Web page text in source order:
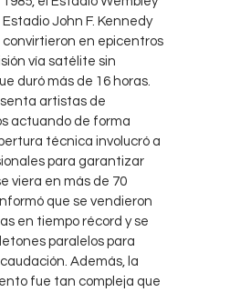
John F. Kennedy
convirtieron en epicentros
vía satélite sin
duró más de 16 horas.
artistas de
actuando de forma
técnica involucró a
para garantizar
viera en más de 70
que se vendieron
en tiempo récord y se
paralelos para
Además, la
fue tan compleja que